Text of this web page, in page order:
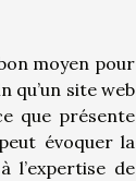
moyen pour
qu’un site web
que présente
évoquer la
l’expertise de